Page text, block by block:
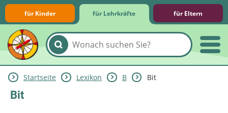
für Kinder für Lehrkräfte für Eltern
Lernmodule
Unterrichts­materialien
Internet-ABC-Schule
Praxishilfen
Aktuelles
Startseite Lexikon B Bit
Bit